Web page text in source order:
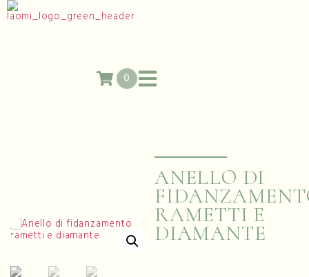
0
ANELLO DI
RAMETTI E
DIAMANTE